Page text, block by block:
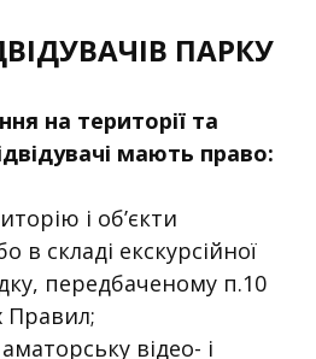
ПАРКУ
на території та
мають право:
і об’єкти
в складі екскурсійної
передбаченому п.10
Правил;
відео- і